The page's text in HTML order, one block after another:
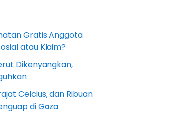
Gratis Anggota
atau Klaim?
Dikenyangkan,
Celcius, dan Ribuan
di Gaza